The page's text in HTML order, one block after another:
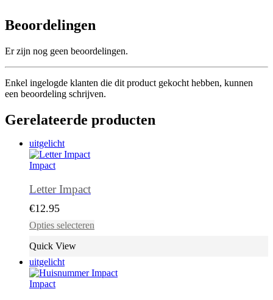
Beoordelingen
Er zijn nog geen beoordelingen.
Enkel ingelogde klanten die dit product gekocht hebben, kunnen
een beoordeling schrijven.
Gerelateerde producten
uitgelicht
Impact
Letter Impact
€12.95
Opties selecteren
product
Deze
Quick View
uitgelicht
Impact